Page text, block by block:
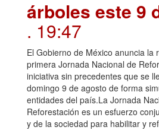
árboles este 9
. 19:47
El Gobierno de México anuncia la
primera Jornada Nacional de
iniciativa sin precedentes que se
domingo 9 de agosto de forma
entidades del país.La Jornada
Reforestación es un esfuerzo
y de la sociedad para habilitar y